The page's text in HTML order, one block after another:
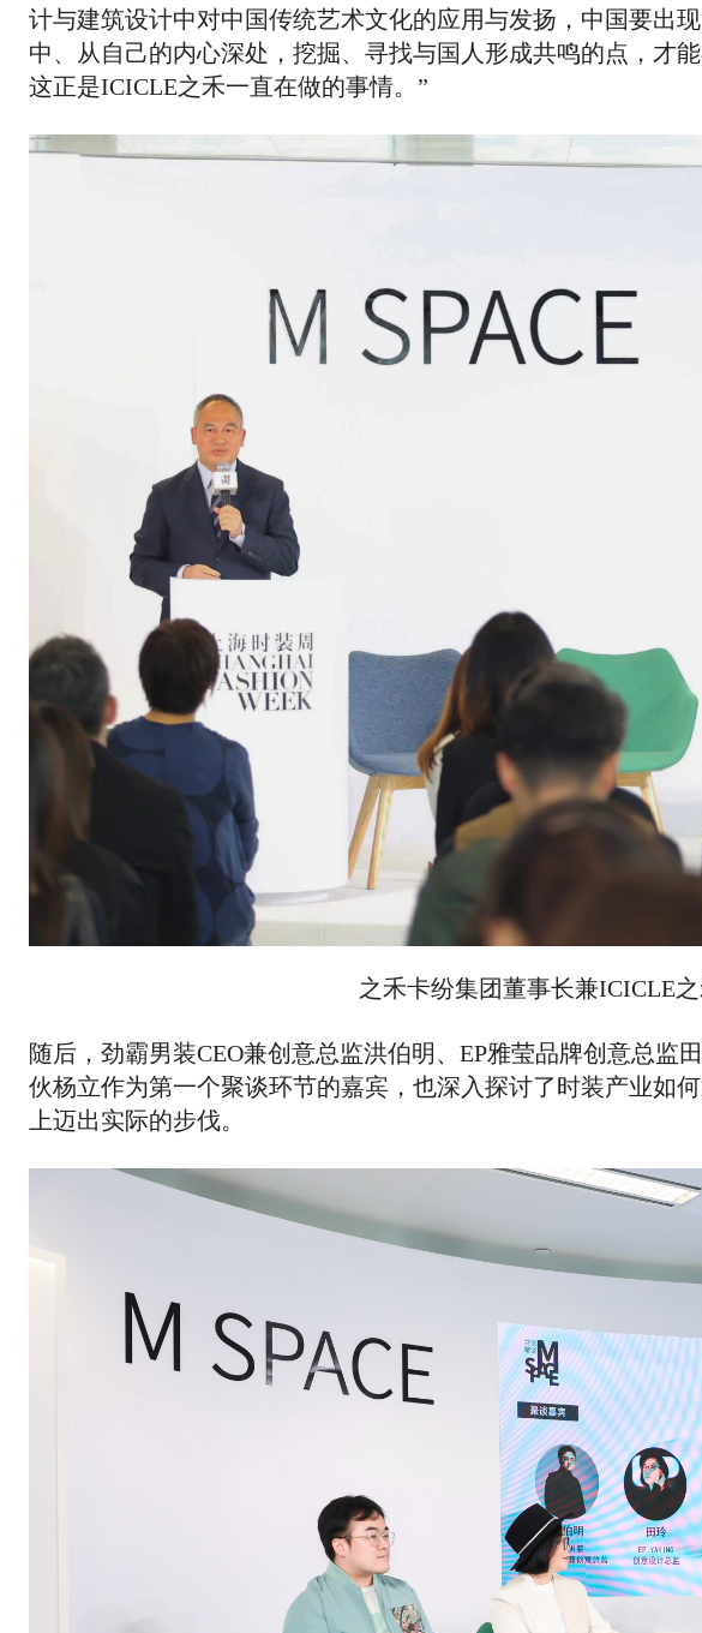
计与建筑设计中对中国传统艺术文化的应用与发扬，中国要出
中、从自己的内心深处，挖掘、寻找与国人形成共鸣的点，才
这正是ICICLE之禾一直在做的事情。”
之禾卡纷集团董事长兼ICICLE
随后，劲霸男装CEO兼创意总监洪伯明、EP雅莹品牌创意总监
伙杨立作为第一个聚谈环节的嘉宾，也深入探讨了时装产业如
上迈出实际的步伐。